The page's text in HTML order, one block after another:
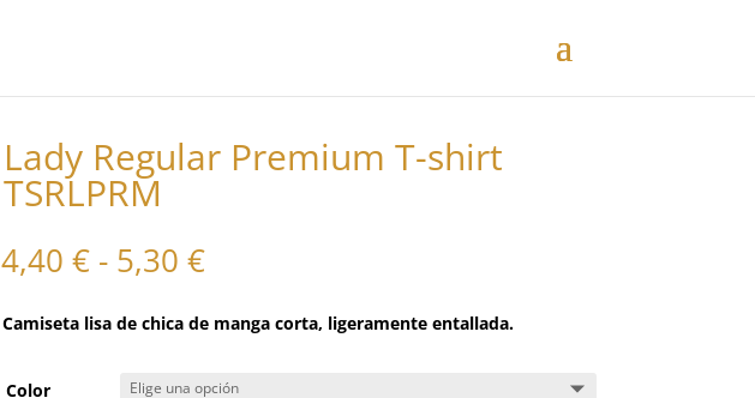
Lady Regular Premium T-shirt
TSRLPRM
4,40 € - 5,30 €Rango
de
precios:
desde
Camiseta lisa de chica de manga corta, ligeramente entallada.
Color